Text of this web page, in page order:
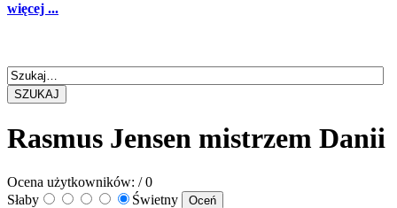
więcej ...
SZUKAJ
Rasmus Jensen mistrzem Danii
Ocena użytkowników: / 0
Słaby
Świetny